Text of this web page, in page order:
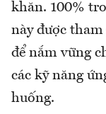
khăn. 100%
này được tham
để nắm vững
các kỹ năng
huống.